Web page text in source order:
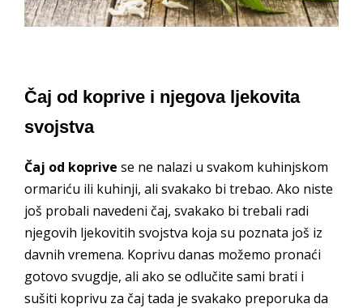
Čaj od koprive i njegova ljekovita
svojstva
Čaj od koprive se ne nalazi u svakom kuhinjskom
ormariću ili kuhinji, ali svakako bi trebao. Ako niste
još probali navedeni čaj, svakako bi trebali radi
njegovih ljekovitih svojstva koja su poznata još iz
davnih vremena. Koprivu danas možemo pronaći
gotovo svugdje, ali ako se odlučite sami brati i
sušiti koprivu za čaj tada je svakako preporuka da